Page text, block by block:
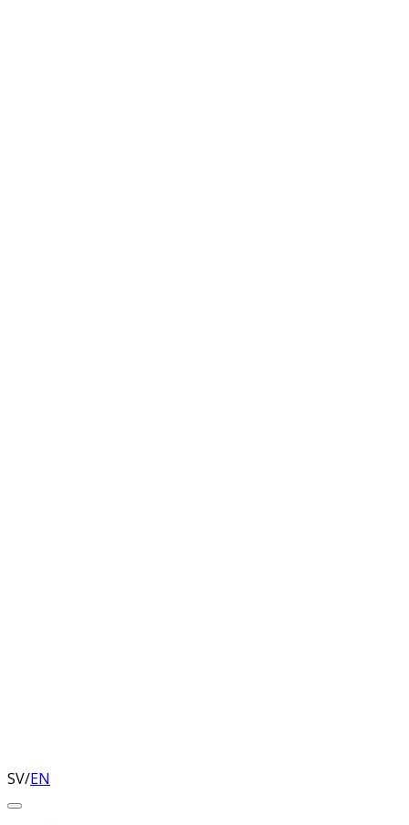
SV/EN